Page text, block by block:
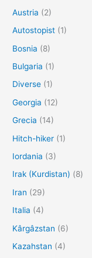
Austria (2)
Autostopist (1)
Bosnia (8)
Bulgaria (1)
Diverse (1)
Georgia (12)
Grecia (14)
Hitch-hiker (1)
Iordania (3)
Irak (Kurdistan) (8)
Iran (29)
Italia (4)
Kârgâzstan (6)
Kazahstan (4)